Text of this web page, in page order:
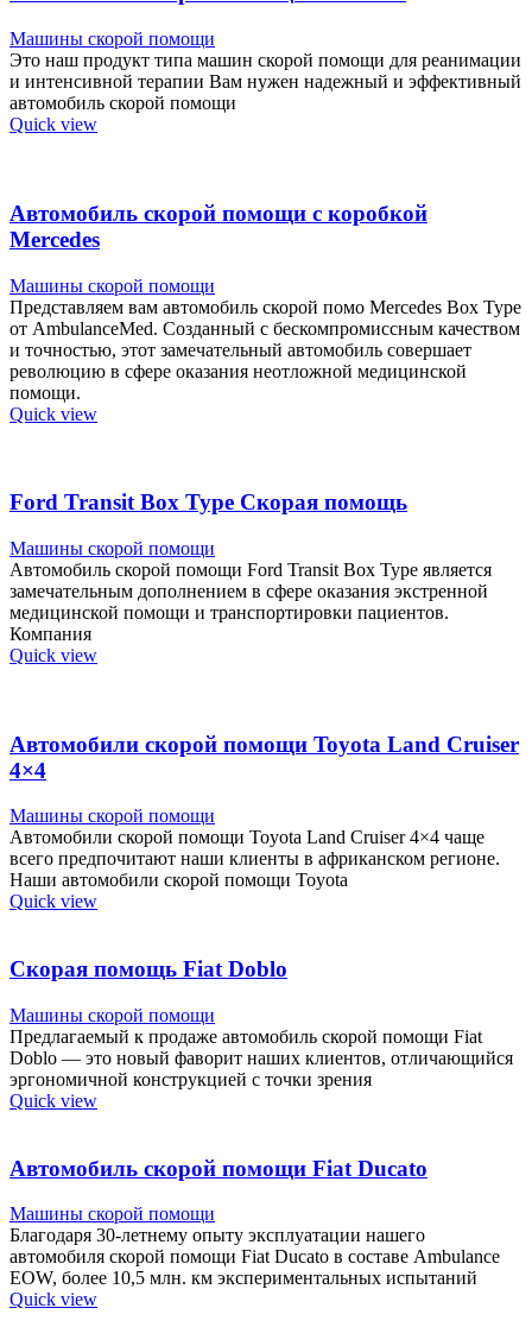
Машины скорой помощи
Это наш продукт типа машин скорой помощи для реанимации
и интенсивной терапии Вам нужен надежный и эффективный
автомобиль скорой помощи
Quick view
Автомобиль скорой помощи с коробкой
Mercedes
Машины скорой помощи
Представляем вам автомобиль скорой помо Mercedes Box Type
от AmbulanceMed. Созданный с бескомпромиссным качеством
и точностью, этот замечательный автомобиль совершает
революцию в сфере оказания неотложной медицинской
помощи.
Quick view
Ford Transit Box Type Скорая помощь
Машины скорой помощи
Автомобиль скорой помощи Ford Transit Box Type является
замечательным дополнением в сфере оказания экстренной
медицинской помощи и транспортировки пациентов.
Компания
Quick view
Автомобили скорой помощи Toyota Land Cruiser
4×4
Машины скорой помощи
Автомобили скорой помощи Toyota Land Cruiser 4×4 чаще
всего предпочитают наши клиенты в африканском регионе.
Наши автомобили скорой помощи Toyota
Quick view
Скорая помощь Fiat Doblo
Машины скорой помощи
Предлагаемый к продаже автомобиль скорой помощи Fiat
Doblo — это новый фаворит наших клиентов, отличающийся
эргономичной конструкцией с точки зрения
Quick view
Автомобиль скорой помощи Fiat Ducato
Машины скорой помощи
Благодаря 30-летнему опыту эксплуатации нашего
автомобиля скорой помощи Fiat Ducato в составе Ambulance
EOW, более 10,5 млн. км экспериментальных испытаний
Quick view